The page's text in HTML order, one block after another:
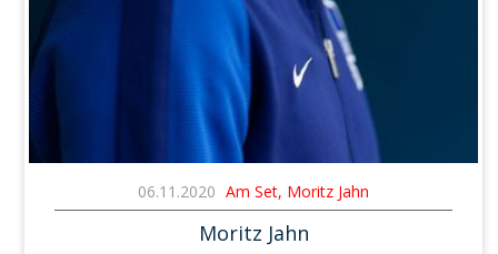
06.11.2020 Am Set, Moritz Jahn
Moritz Jahn